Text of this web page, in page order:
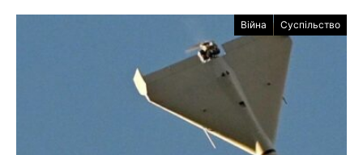
Війна Суспільство